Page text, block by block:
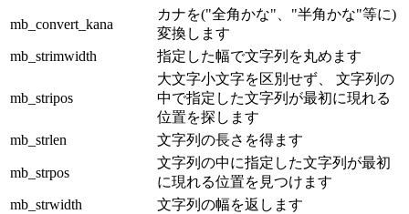
mb_convert_kana
カナを("全角かな"、"半角かな"等に)
変換します
mb_strimwidth
指定した幅で文字列を丸めます
mb_stripos
大文字小文字を区別せず、 文字列の
中で指定した文字列が最初に現れる
位置を探します
mb_strlen
文字列の長さを得ます
mb_strpos
文字列の中に指定した文字列が最初
に現れる位置を見つけます
mb_strwidth
文字列の幅を返します